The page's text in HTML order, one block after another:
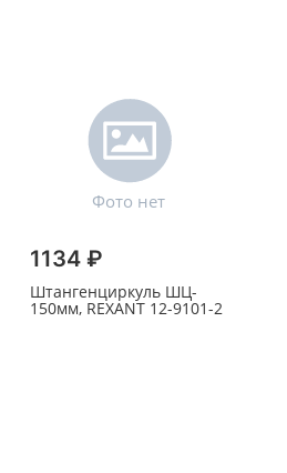
1134 ₽
Штангенциркуль ШЦ-
150мм, REXANT 12-9101-2